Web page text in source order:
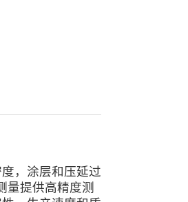
，涂层和压延过
量提供高精度测